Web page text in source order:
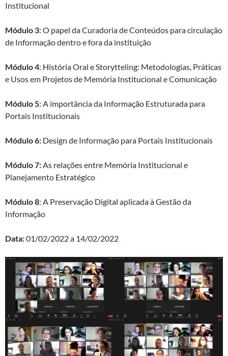
Institucional
Módulo 3: O papel da Curadoria de Conteúdos para circulação
de Informação dentro e fora da instituição
Módulo 4: História Oral e Storytteling: Metodologias, Práticas
e Usos em Projetos de Memória Institucional e Comunicação
Módulo 5: A importância da Informação Estruturada para
Portais Institucionais
Módulo 6: Design de Informação para Portais Institucionais
Módulo 7:As relações entre Memória Institucional e
Planejamento Estratégico
Módulo 8: A Preservação Digital aplicada à Gestão da
Informação
Data:01/02/2022 a 14/02/2022